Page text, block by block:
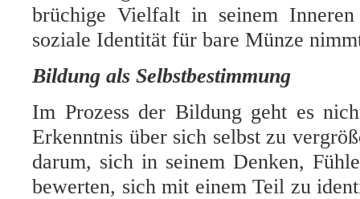
brüchige Vielfalt in seinem
soziale Identität für bare Münze
Bildung als Selbstbestimmung
Im Prozess der Bildung geht es
Erkenntnis über sich selbst zu
darum, sich in seinem Denken,
bewerten, sich mit einem Teil zu